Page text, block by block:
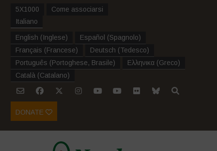
5X1000
Come associarsi
Italiano
English (Inglese) Español (Spagnolo)
Français (Francese) Deutsch (Tedesco)
Português (Portoghese, Brasile) Ελληνικα (Greco)
Català (Catalano)
DONATE